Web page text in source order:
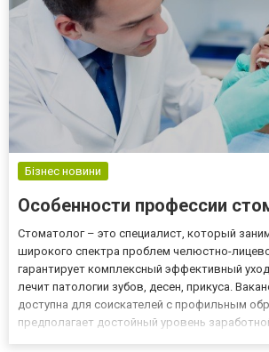
Бізнес новини
Особенности профессии
Стоматолог – это специалист, который
широкого спектра проблем челюстно-
гарантирует комплексный эффективный
лечит патологии зубов, десен, прикуса.
доступна для соискателей с профильным
предполагает достойный уровень